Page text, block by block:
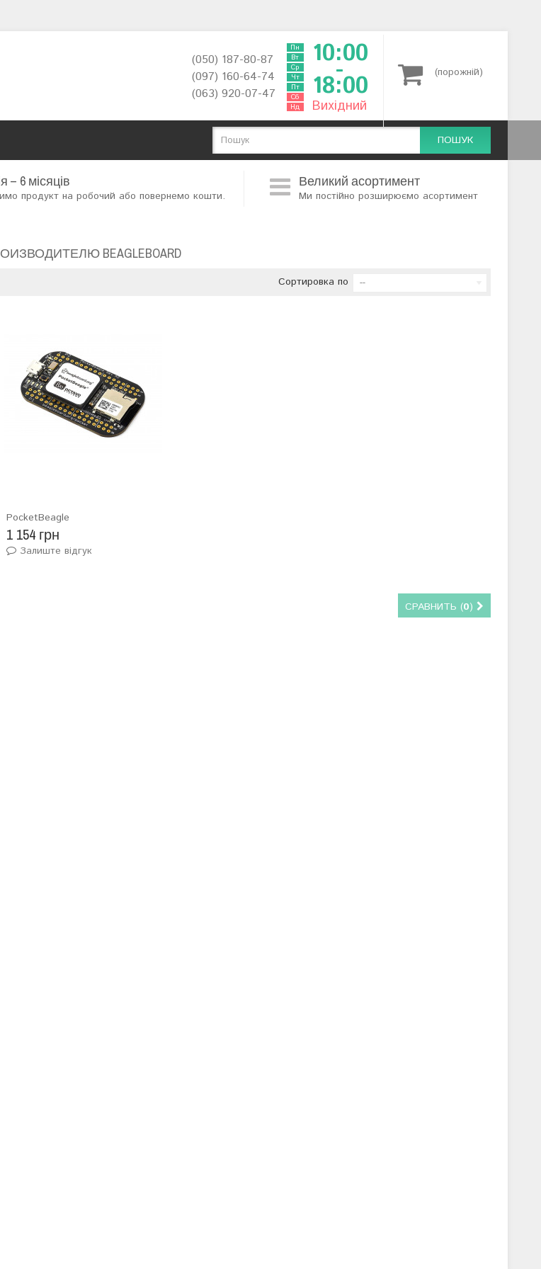
ПОШУК
(порожній)
(050) 187-80-87
(097) 160-64-74
(063) 920-07-47
Пн
Вт
Ср
Чт
Пт
Сб
Нд
10:00
-
18:00
Вихідний
– 6 місяців
продукт на робочий або повернемо кошти.
Великий асортимент
Ми постійно розширюємо асортимент
BEAGLEBOARD
Сортировка по --
PocketBeagle
1 154 грн
Залиште відгук
СРАВНИТЬ (0)